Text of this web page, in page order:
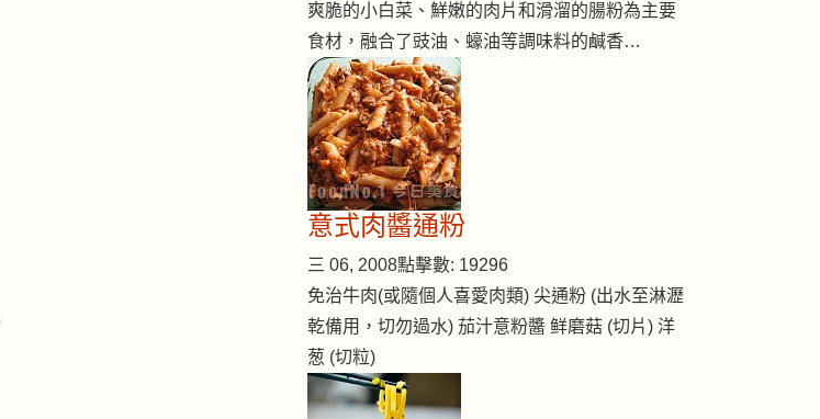
爽脆的小白菜、鮮嫩的肉片和滑溜的腸粉為主要
食材，融合了豉油、蠔油等調味料的鹹香…
意式肉醬通粉
三 06, 2008點擊數: 19296
免治牛肉(或隨個人喜愛肉類) 尖通粉 (出水至淋瀝
乾備用，切勿過水) 茄汁意粉醬 鲜磨菇 (切片) 洋
葱 (切粒)